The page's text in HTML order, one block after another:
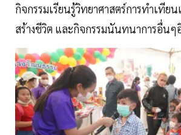
กิจกรรมเรียนรู้วิทยาศาสตร์การทำเทีย
สร้างชีวิต และกิจกรรมนันทนาการอื่นๆ